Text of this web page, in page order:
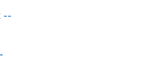
--